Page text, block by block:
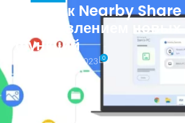
запуск Nearby Share
с добавлением новых
функций
Zorky Вкл 26.07.2023 0
Nearby Share для Windows — утилиту,
позволяет отправлять документы и
устройствами Android и ПК. Компания
приложение для Windows в бета-версии